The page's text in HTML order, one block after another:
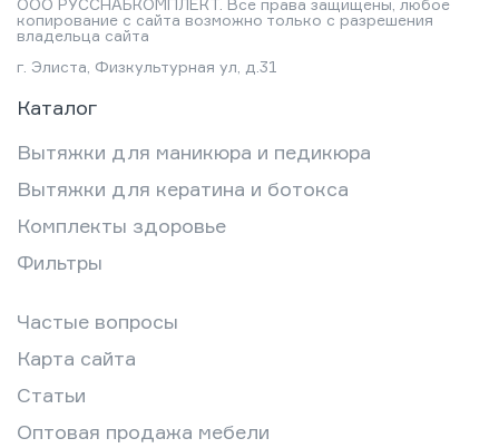
ООО РУССНАБКОМПЛЕКТ. Все права защищены, любое
копирование с сайта возможно только с разрешения
владельца сайта
г. Элиста, Физкультурная ул, д.31
Каталог
Вытяжки для маникюра и педикюра
Вытяжки для кератина и ботокса
Комплекты здоровье
Фильтры
Частые вопросы
Карта сайта
Статьи
Оптовая продажа мебели